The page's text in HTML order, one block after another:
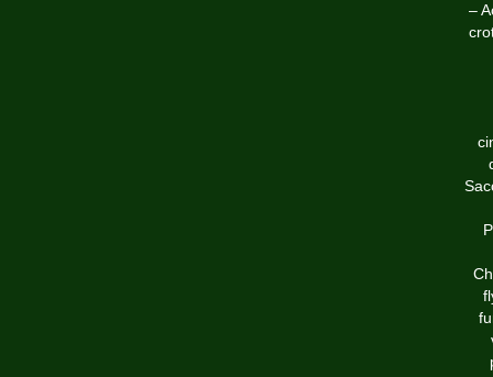
–